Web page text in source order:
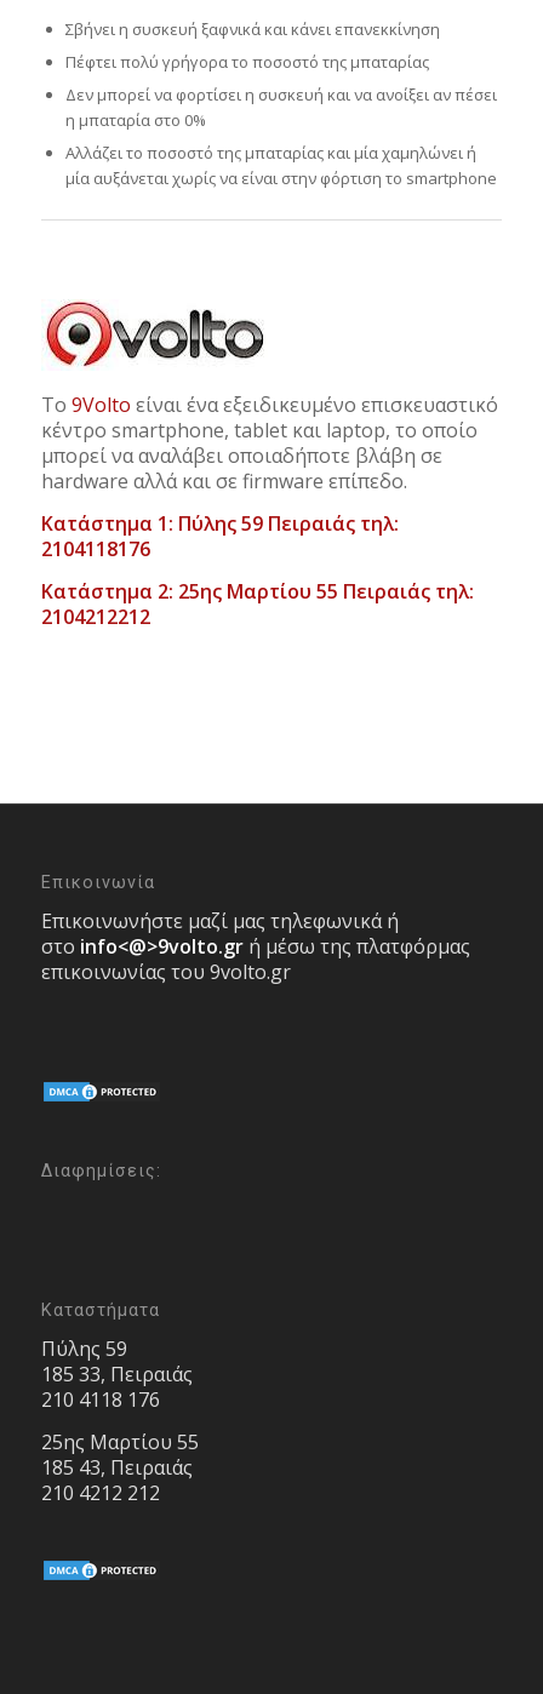
Σβήνει η συσκευή ξαφνικά και κάνει επανεκκίνηση
Πέφτει πολύ γρήγορα το ποσοστό της μπαταρίας
Δεν μπορεί να φορτίσει η συσκευή και να ανοίξει αν πέσει
η μπαταρία στο 0%
Αλλάζει το ποσοστό της μπαταρίας και μία χαμηλώνει ή
μία αυξάνεται χωρίς να είναι στην φόρτιση το smartphone
Το 9Volto είναι ένα εξειδικευμένο επισκευαστικό
κέντρο smartphone, tablet και laptop, το οποίο
μπορεί να αναλάβει οποιαδήποτε βλάβη σε
hardware αλλά και σε firmware επίπεδο.
Κατάστημα 1: Πύλης 59 Πειραιάς τηλ:
2104118176
Κατάστημα 2: 25ης Μαρτίου 55 Πειραιάς τηλ:
2104212212
Επικοινωνία
Επικοινωνήστε μαζί μας τηλεφωνικά ή
στο info<@>9volto.gr ή μέσω της πλατφόρμας
επικοινωνίας του 9volto.gr
Διαφημίσεις:
Καταστήματα
Πύλης 59
185 33, Πειραιάς
210 4118 176
25ης Μαρτίου 55
185 43, Πειραιάς
210 4212 212